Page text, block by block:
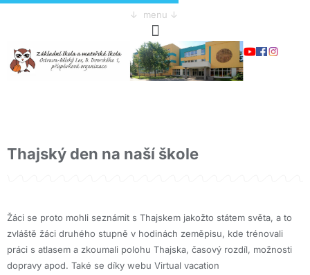
↓ menu ↓
Thajský den na naší škole
Žáci se proto mohli seznámit s Thajskem jakožto státem světa, a to
zvláště žáci druhého stupně v hodinách zeměpisu, kde trénovali
práci s atlasem a zkoumali polohu Thajska, časový rozdíl, možnosti
dopravy apod. Také se díky webu Virtual vacation